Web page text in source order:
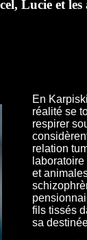
Lucie et
En
réalité se
respirer
relation
et
fils tissés
sa